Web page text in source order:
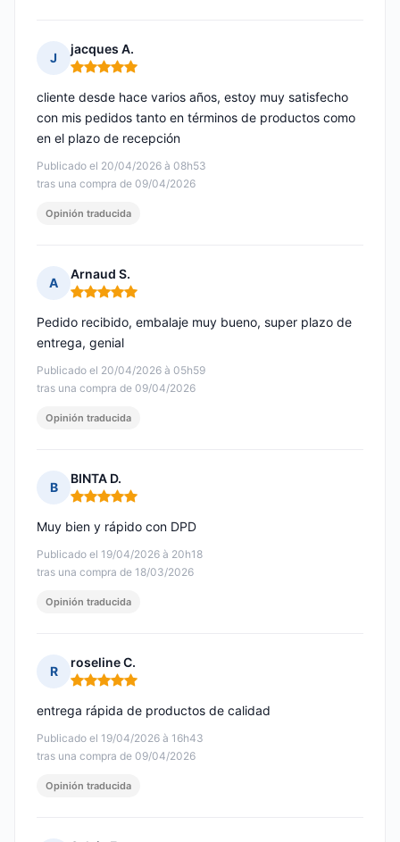
J
jacques A.
Nota: 5 de 5
Publicado el 20/04/2026 à 08h53
tras una compra de 09/04/2026
cliente desde hace varios años, estoy muy satisfecho
con mis pedidos tanto en términos de productos como
en el plazo de recepción
Opinión traducida
A
Arnaud S.
Nota: 5 de 5
Publicado el 20/04/2026 à 05h59
tras una compra de 09/04/2026
Pedido recibido, embalaje muy bueno, super plazo de
entrega, genial
Opinión traducida
B
BINTA D.
Nota: 5 de 5
Publicado el 19/04/2026 à 20h18
tras una compra de 18/03/2026
Muy bien y rápido con DPD
Opinión traducida
R
roseline C.
Nota: 5 de 5
Publicado el 19/04/2026 à 16h43
tras una compra de 09/04/2026
entrega rápida de productos de calidad
Opinión traducida